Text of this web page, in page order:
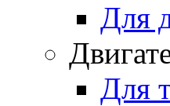
Для
Для